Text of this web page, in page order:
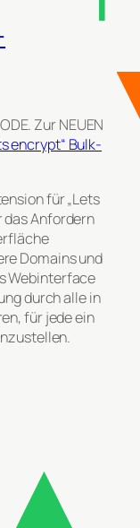
Zur NEUEN
encrypt“ Bulk-
für „Lets
das Anfordern
Domains und
Webinterface
durch alle in
für jede ein